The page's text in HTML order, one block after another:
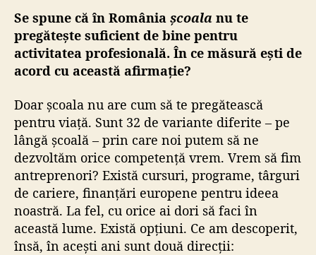
Se spune că în România școala nu te
pregătește suficient de bine pentru
activitatea profesională. În ce măsură ești de
acord cu această afirmație?
Doar școala nu are cum să te pregătească
pentru viață. Sunt 32 de variante diferite – pe
lângă școală – prin care noi putem să ne
dezvoltăm orice competență vrem. Vrem să fim
antreprenori? Există cursuri, programe, târguri
de cariere, finanțări europene pentru ideea
noastră. La fel, cu orice ai dori să faci în
această lume. Există opțiuni. Ce am descoperit,
însă, în acești ani sunt două direcții: